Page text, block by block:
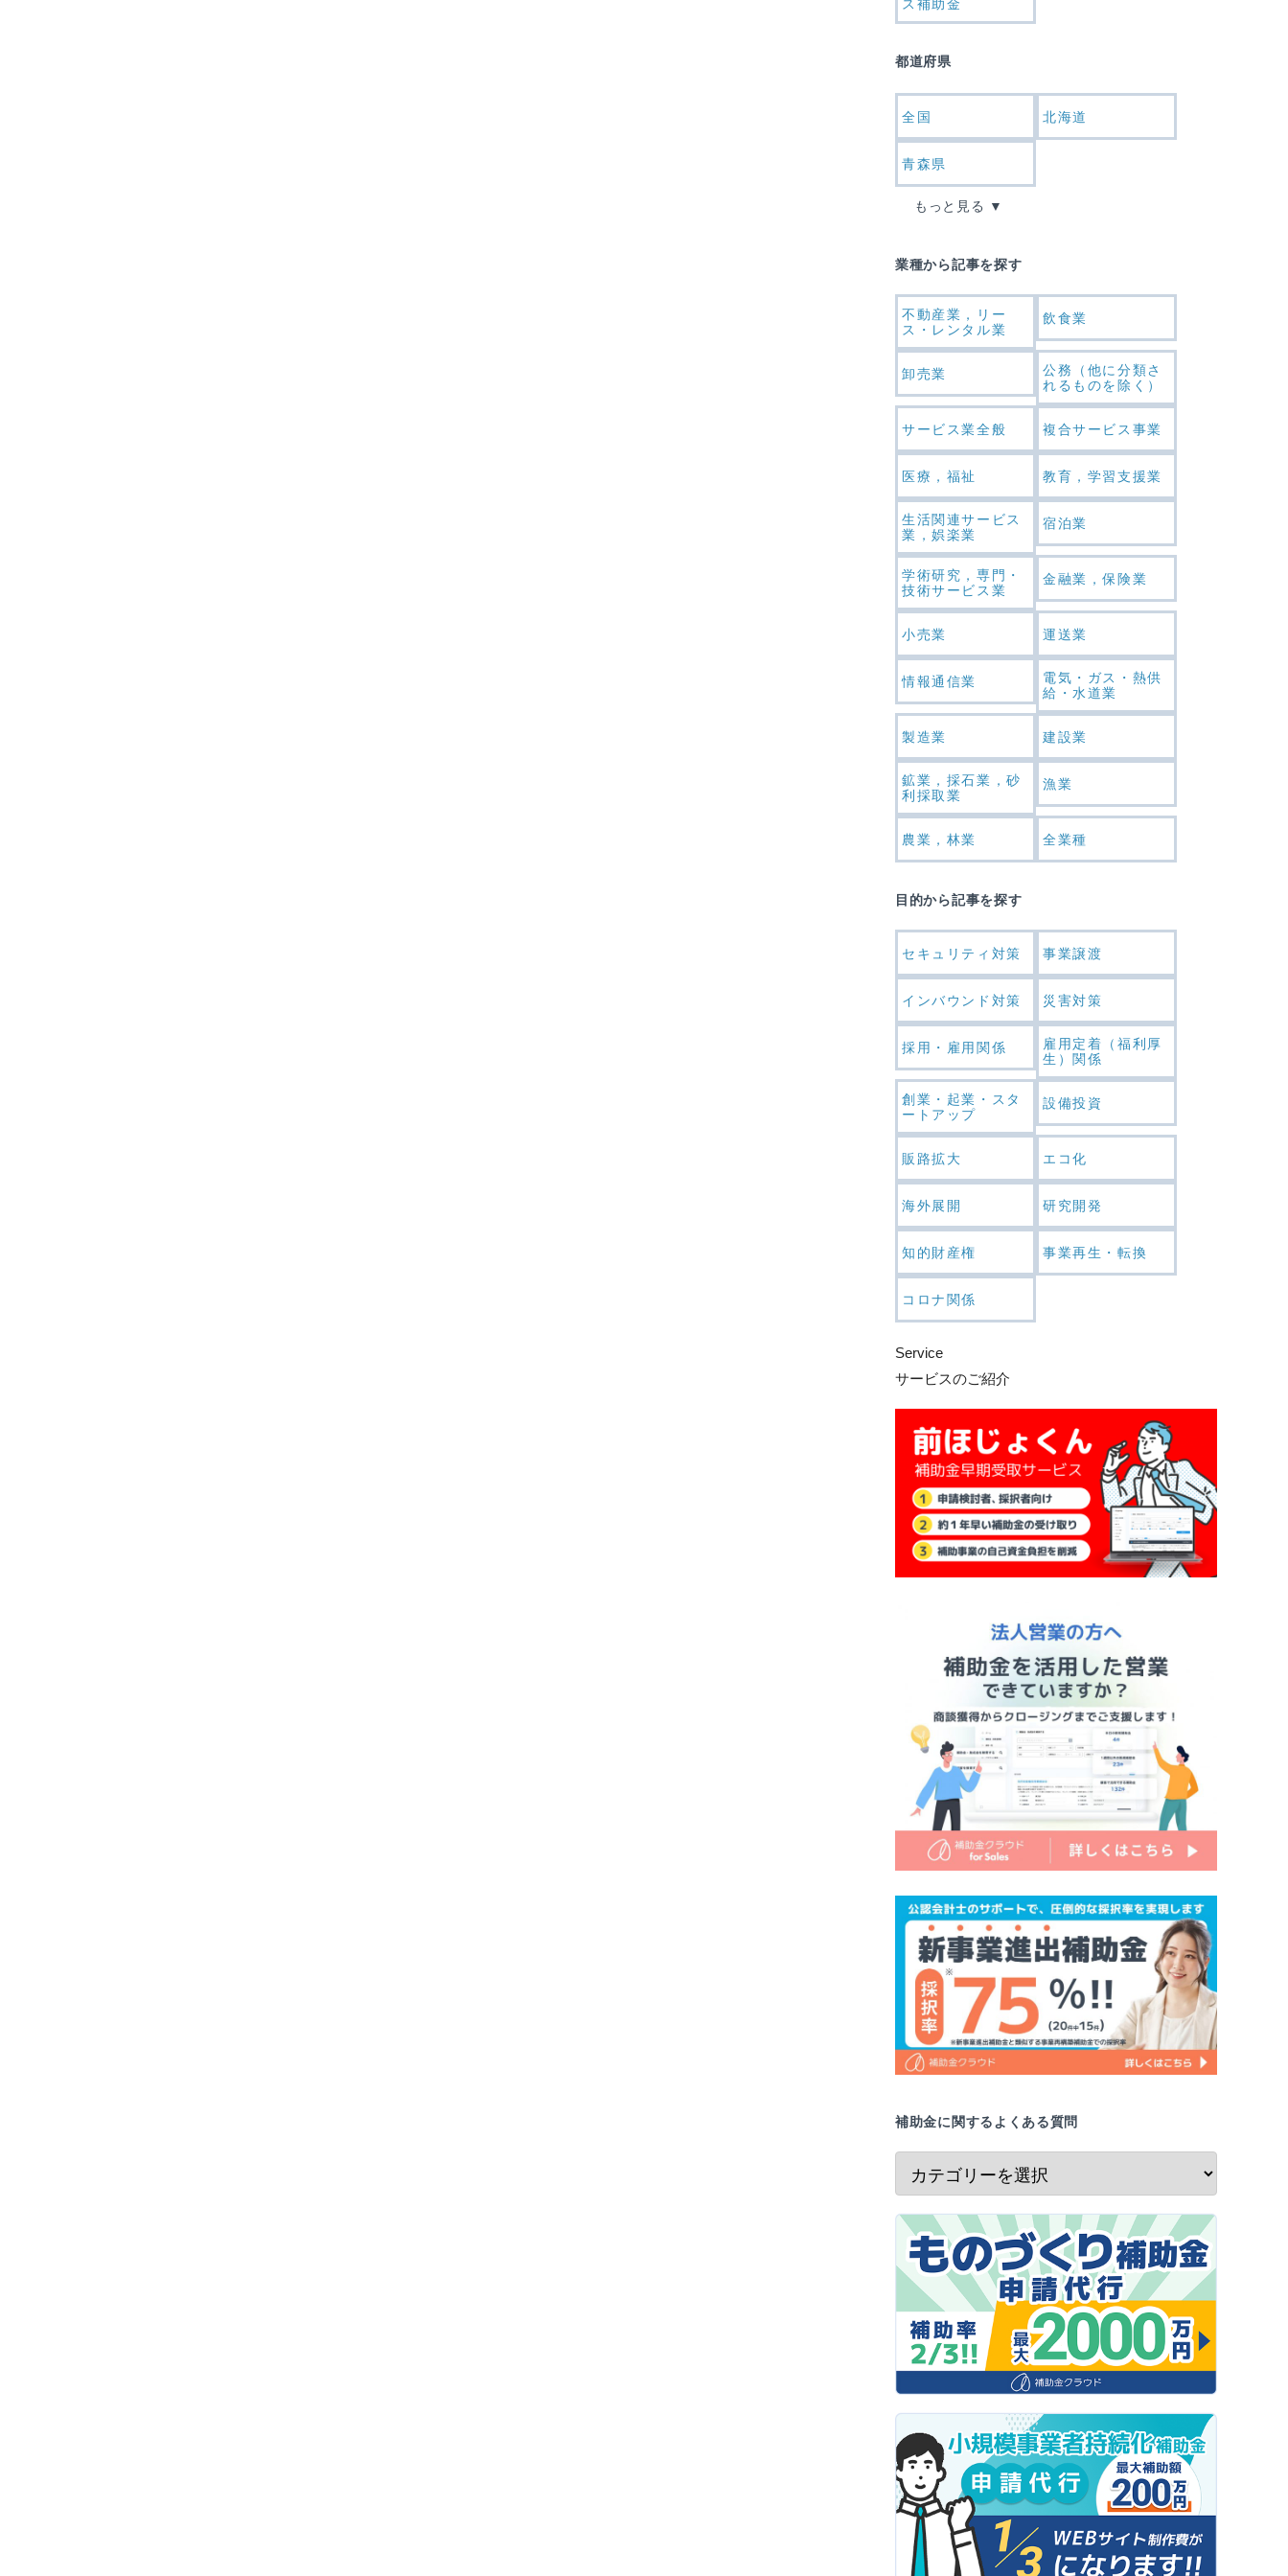
ス補助金
都道府県
全国 北海道
青森県
もっと見る
業種から記事を探す
不動産業，リー
ス・レンタル業
飲食業
卸売業
公務（他に分類さ
れるものを除く）
サービス業全般 複合サービス事業
医療，福祉 教育，学習支援業
生活関連サービス
業，娯楽業
宿泊業
学術研究，専門・
技術サービス業
金融業，保険業
小売業 運送業
情報通信業
電気・ガス・熱供
給・水道業
製造業 建設業
鉱業，採石業，砂
利採取業
漁業
農業，林業 全業種
目的から記事を探す
セキュリティ対策 事業譲渡
インバウンド対策 災害対策
採用・雇用関係
雇用定着（福利厚
生）関係
創業・起業・スタ
ートアップ
設備投資
販路拡大 エコ化
海外展開 研究開発
知的財産権 事業再生・転換
コロナ関係
Service
サービスのご紹介
補助金に関するよくある質問